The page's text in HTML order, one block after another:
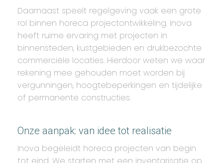
Daarnaast speelt regelgeving vaak een grote
rol binnen horeca projectontwikkeling. Inova
heeft ruime ervaring met projecten in
binnensteden, kustgebieden en drukbezochte
commerciële locaties. Hierdoor weten we waar
rekening mee gehouden moet worden bij
vergunningen, hoogtebeperkingen en tijdelijke
of permanente constructies.
Onze aanpak: van idee tot realisatie
Inova begeleidt horeca projecten van begin